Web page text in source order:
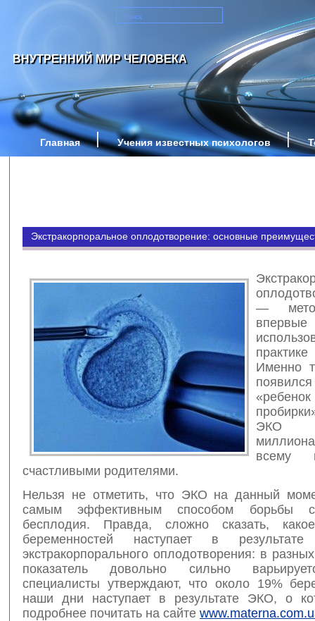
ВНУТРЕННИЙ МИР ЧЕЛОВЕКА
Главная Учения известных психологов
Экстракорпоральное оплодотворение: основные
—
Именно
ЭКО
всему
счастливыми родителями.
Нельзя не отметить, что ЭКО на данный
самым эффективным способом борьбы
бесплодия. Правда, сложно сказать,
беременностей наступает в результате
экстракорпорального оплодотворения: в
показатель довольно сильно
специалисты утверждают, что около 19%
наши дни наступает в результате ЭКО, о
подробнее почитать на сайте